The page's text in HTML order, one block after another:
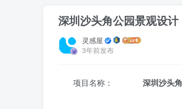
深圳沙头角公园景观设计
灵感屋
3年前发布
项目名称： 深圳沙头角